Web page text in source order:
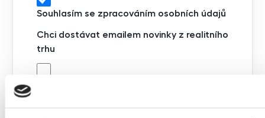
Souhlasím se zpracováním osobních údajů
Chci dostávat emailem novinky z realitního
trhu